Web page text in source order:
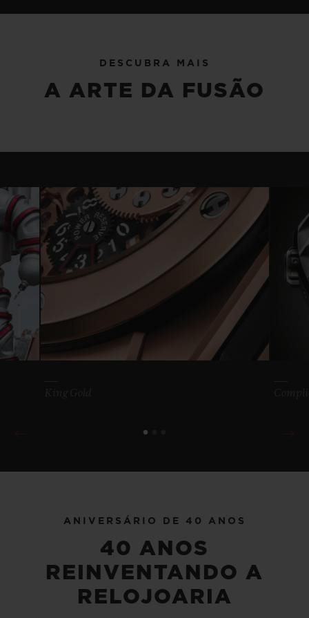
MM
EUR 24,700 •
DESCUBRA MAIS
A ARTE DA FUSÃO
ANIVERSÁRIO DE 40 ANOS
40 ANOS
REINVENTANDO A
RELOJOARIA